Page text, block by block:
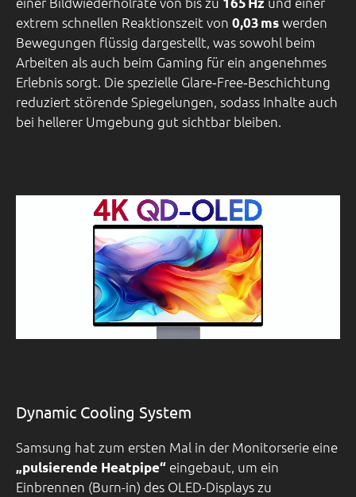
extrem schnellen Reaktionszeit von 0,03 mswerden
Bewegungen flüssig dargestellt, was sowohl beim
Arbeiten als auch beim Gaming für ein angenehmes
Erlebnis sorgt. Die spezielle Glare‑Free‑Beschichtung
reduziert störende Spiegelungen, sodass Inhalte auch
bei hellerer Umgebung gut sichtbar bleiben.
Dynamic Cooling System
Samsung hat zum ersten Mal in der Monitorserie eine
„pulsierende Heatpipe“ eingebaut, um ein
Einbrennen (Burn-in) des OLED-Displays zu